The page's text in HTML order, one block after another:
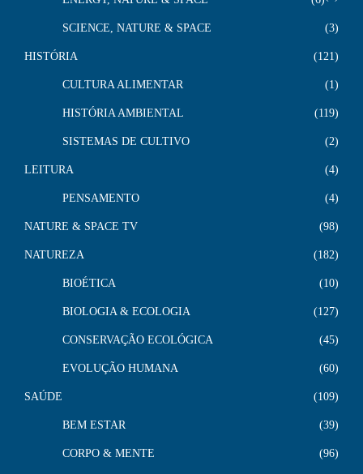
SCIENCE, NATURE & SPACE 3
HISTÓRIA 121
CULTURA ALIMENTAR 1
HISTÓRIA AMBIENTAL 119
SISTEMAS DE CULTIVO 2
LEITURA 4
PENSAMENTO 4
NATURE & SPACE TV 98
NATUREZA 182
BIOÉTICA 10
BIOLOGIA & ECOLOGIA 127
CONSERVAÇÃO ECOLÓGICA 45
EVOLUÇÃO HUMANA 60
SAÚDE 109
BEM ESTAR 39
CORPO & MENTE 96